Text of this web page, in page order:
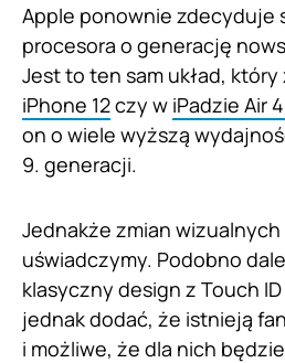
Apple ponownie zdecyduje
procesora o generację
Jest to ten sam układ,
iPhone 12czy w iPadzie Air
on o wiele wyższą
9. generacji.
Jednakże zmian
uświadczymy. Podobno
klasyczny design z Touch
jednak dodać, że istnieją
i możliwe, że dla nich